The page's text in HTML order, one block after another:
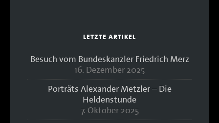
LETZTE ARTIKEL
Besuch vom Bundeskanzler Friedrich Merz
16. Dezember 2025
Porträts Alexander Metzler – Die
Heldenstunde
7. Oktober 2025